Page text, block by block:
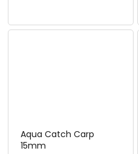
Aqua Catch Carp
15mm